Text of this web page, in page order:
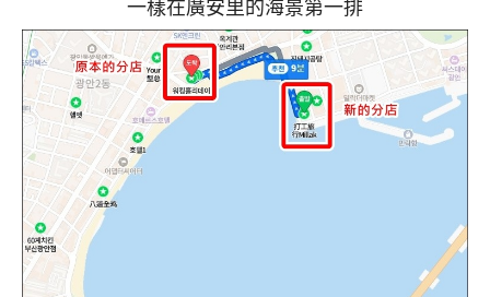
一樣在廣安里的海景第一排